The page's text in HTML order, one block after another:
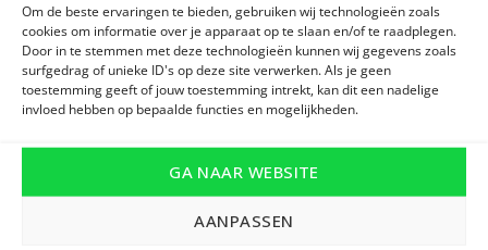
Om de beste ervaringen te bieden, gebruiken wij technologieën zoals
cookies om informatie over je apparaat op te slaan en/of te raadplegen.
Door in te stemmen met deze technologieën kunnen wij gegevens zoals
surfgedrag of unieke ID's op deze site verwerken. Als je geen
toestemming geeft of jouw toestemming intrekt, kan dit een nadelige
invloed hebben op bepaalde functies en mogelijkheden.
GA NAAR WEBSITE
AANPASSEN
Bericht